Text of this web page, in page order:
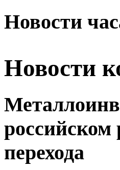
Новости
Новости
российском
перехода